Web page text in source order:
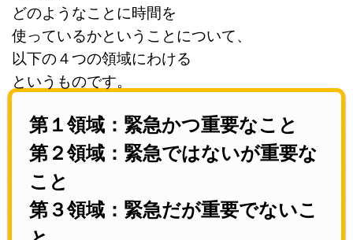
どのようなことに時間を
使っているかということについて、
以下の４つの領域にわける
というものです。
第１領域：緊急かつ重要なこと
第２領域：緊急ではないが重要な
こと
第３領域：緊急だが重要でないこ